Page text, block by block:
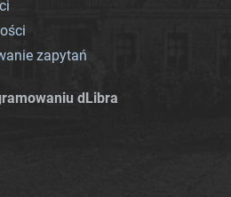
zapytań
dLibra